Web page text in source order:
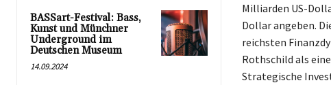
BASSart-Festival: Bass,
Kunst und Münchner
Underground im
Deutschen Museum
14.09.2024
Milliarden US-
Dollar angeben.
reichsten
Rothschild als
Strategische